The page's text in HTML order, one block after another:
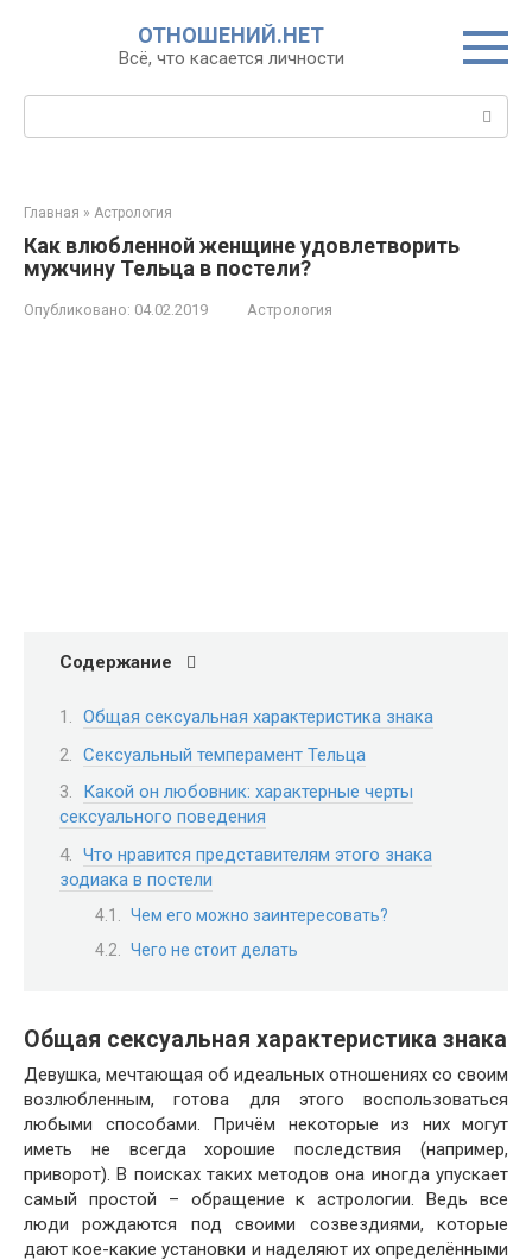
ОТНОШЕНИЙ.НЕТ
Всё, что касается личности
Поиск:
Главная » Астрология
Как влюбленной женщине удовлетворить
мужчину Тельца в постели?
Опубликовано: 04.02.2019 Астрология
Содержание
Общая сексуальная характеристика знака
Сексуальный темперамент Тельца
Какой он любовник: характерные черты
сексуального поведения
Что нравится представителям этого знака
зодиака в постели
Чем его можно заинтересовать?
Чего не стоит делать
Общая сексуальная характеристика знака
Девушка, мечтающая об идеальных отношениях со своим
возлюбленным, готова для этого воспользоваться
любыми способами. Причём некоторые из них могут
иметь не всегда хорошие последствия (например,
приворот). В поисках таких методов она иногда упускает
самый простой – обращение к астрологии. Ведь все
люди рождаются под своими созвездиями, которые
дают кое-какие установки и наделяют их определёнными